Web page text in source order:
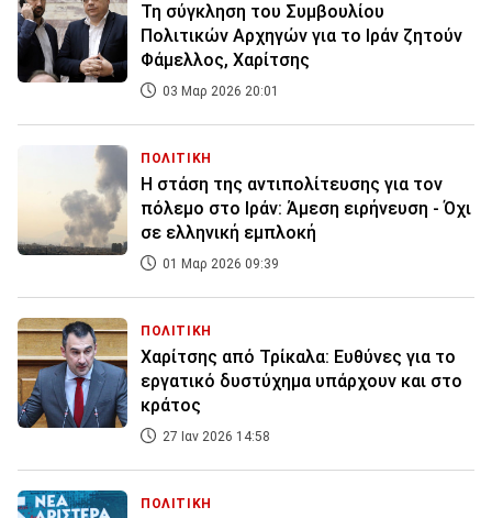
Τη σύγκληση του Συμβουλίου
Πολιτικών Αρχηγών για το Ιράν ζητούν
Φάμελλος, Χαρίτσης
03 Μαρ 2026 20:01
ΠΟΛΙΤΙΚΗ
Η στάση της αντιπολίτευσης για τον
πόλεμο στο Ιράν: Άμεση ειρήνευση - Όχι
σε ελληνική εμπλοκή
01 Μαρ 2026 09:39
ΠΟΛΙΤΙΚΗ
Χαρίτσης από Τρίκαλα: Ευθύνες για το
εργατικό δυστύχημα υπάρχουν και στο
κράτος
27 Ιαν 2026 14:58
ΠΟΛΙΤΙΚΗ